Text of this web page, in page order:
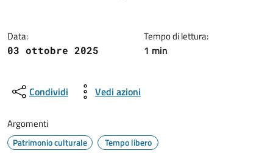
Data:
03 ottobre 2025
Tempo di lettura:
1 min
Condividi Vedi azioni
Argomenti
Patrimonio culturale Tempo libero